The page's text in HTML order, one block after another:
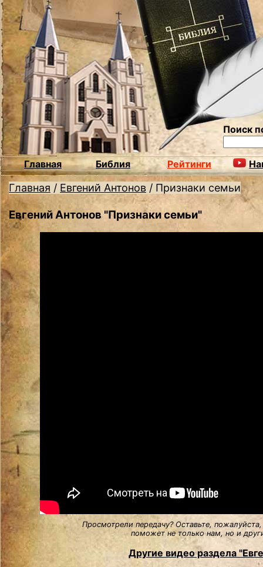
Поиск
Главная Библия Рейтинги
Главная / Евгений Антонов / Признаки семьи
Евгений Антонов "Признаки семьи"
Просмотрели передачу? Оставьте,
поможет не только нам, но и
Другие видео раздела